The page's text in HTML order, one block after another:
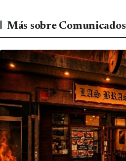
Más sobre Comunicados